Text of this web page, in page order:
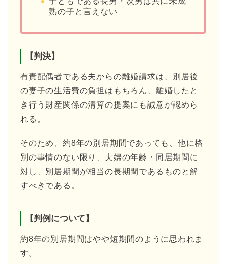
熟の子と言えない
【判決】
有責配偶者である夫からの離婚請求は、別居後
の妻子の生活費の負担はもちろん、離婚したと
き行う財産関係の清算の提案にも誠意が認めら
れる。
そのため、約8年の別居期間であっても、他に格
別の事情のない限り、夫婦の年齢・同居期間に
対し、別居期間が相当の長期間であるものと解
すべきである。
【判例について】
約8年の別居期間はやや短期間のように思われま
す。